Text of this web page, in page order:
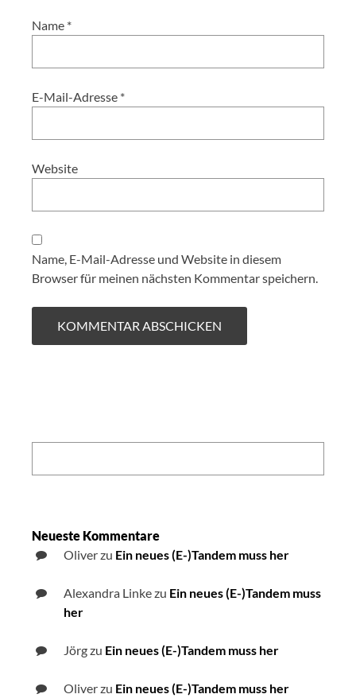
Name *
E-Mail-Adresse *
Website
Name, E-Mail-Adresse und Website in diesem
Browser für meinen nächsten Kommentar speichern.
Neueste Kommentare
Oliverzu Ein neues (E-)Tandem muss her
Alexandra Linkezu Ein neues (E-)Tandem muss
her
Jörgzu Ein neues (E-)Tandem muss her
Oliverzu Ein neues (E-)Tandem muss her